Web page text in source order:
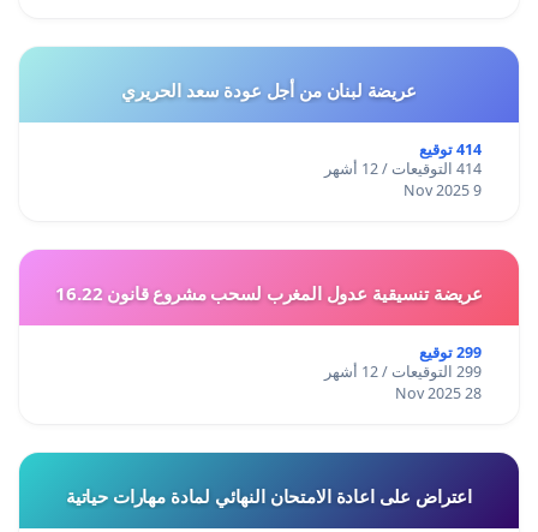
عريضة لبنان من أجل عودة سعد الحريري
414 توقيع
414 التوقيعات / 12 أشهر
9 Nov 2025
عريضة تنسيقية عدول المغرب لسحب مشروع قانون 16.22
299 توقيع
299 التوقيعات / 12 أشهر
28 Nov 2025
اعتراض على اعادة الامتحان النهائي لمادة مهارات حياتية